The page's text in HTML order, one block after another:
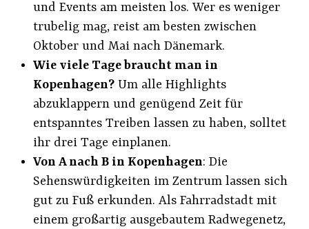
und Events am meisten los. Wer es weniger
trubelig mag, reist am besten zwischen
Oktober und Mai nach Dänemark.
Wie viele Tage braucht man in
Kopenhagen?Um alle Highlights
abzuklappern und genügend Zeit für
entspanntes Treiben lassen zu haben, solltet
ihr drei Tage einplanen.
Von A nach B in Kopenhagen: Die
Sehenswürdigkeiten im Zentrum lassen sich
gut zu Fuß erkunden. Als Fahrradstadt mit
einem großartig ausgebautem Radwegenetz,